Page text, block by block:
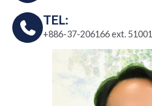
TEL:
+886-37-206166 ext. 51001